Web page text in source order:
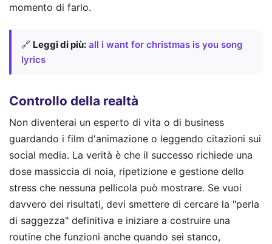
momento di farlo.
🔗 Leggi di più: all i want for christmas is you song
lyrics
Controllo della realtà
Non diventerai un esperto di vita o di business
guardando i film d'animazione o leggendo citazioni sui
social media. La verità è che il successo richiede una
dose massiccia di noia, ripetizione e gestione dello
stress che nessuna pellicola può mostrare. Se vuoi
davvero dei risultati, devi smettere di cercare la "perla
di saggezza" definitiva e iniziare a costruire una
routine che funzioni anche quando sei stanco,